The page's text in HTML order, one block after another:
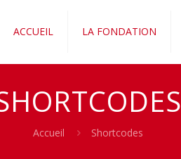
ACCUEIL LA FONDATION
Accueil Shortcodes